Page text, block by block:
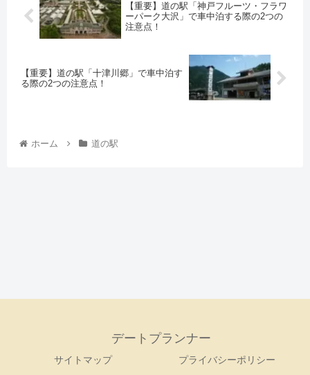
【重要】道の駅「神戸フルーツ・フラワ
ーパーク大沢」で車中泊する際の2つの
注意点！
【重要】道の駅「十津川郷」で車中泊す
る際の2つの注意点！
ホーム 道の駅
デートプランナー
サイトマップ
プライバシーポリシー